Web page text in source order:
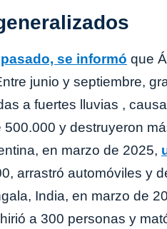
se informó que
junio y septiembre,
a fuertes lluvias ,
500.000 y destruyeron
en marzo de 2025,
arrastró automóviles y
India, en marzo de
a 300 personas y